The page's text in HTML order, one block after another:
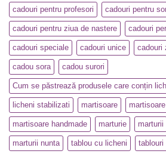
cadouri pentru profesori cadouri pentru
cadouri pentru ziua de nastere cadouri
cadouri speciale cadouri unice cadouri
cadou sora cadou surori
Cum se păstrează produsele care conțin
licheni stabilizati martisoare
martisoare handmade marturie marturii
marturii nunta tablou cu licheni tablouri